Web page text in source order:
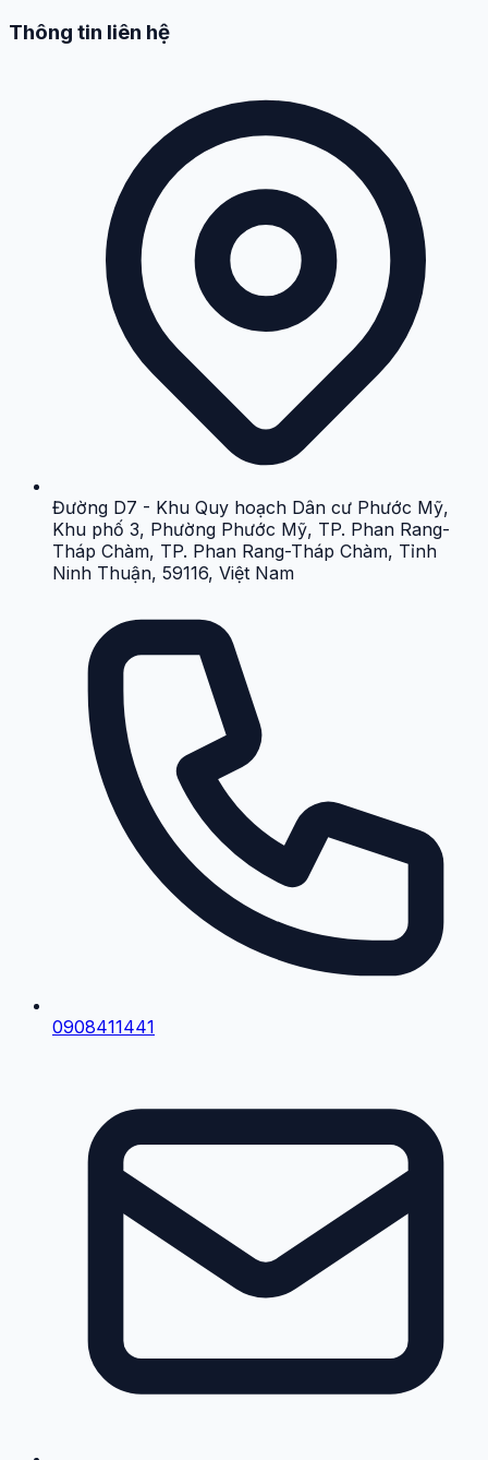
Thông tin liên hệ
Đường D7 - Khu Quy hoạch Dân cư Phước Mỹ,
Khu phố 3, Phường Phước Mỹ, TP. Phan Rang-
Tháp Chàm, TP. Phan Rang-Tháp Chàm, Tỉnh
Ninh Thuận, 59116, Việt Nam
0908411441